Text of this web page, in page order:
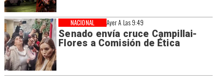
Ayer A Las 9:49
Senado envía cruce Campillai-
Flores a Comisión de Ética
NACIONAL